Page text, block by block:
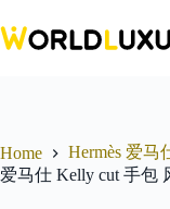
to
content
Home Hermès 爱马
爱马仕 Kelly cut 手包